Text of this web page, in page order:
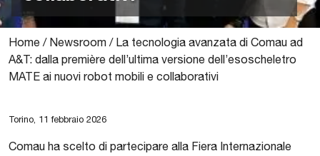
Home / Newsroom / La tecnologia avanzata di Comau ad
A&T: dalla première dell’ultima versione dell’esoscheletro
MATE ai nuovi robot mobili e collaborativi
Torino, 11 febbraio 2026
Comau ha scelto di partecipare alla Fiera Internazionale